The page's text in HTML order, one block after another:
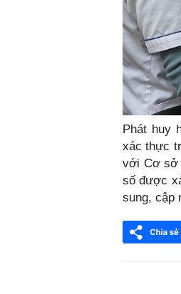
Phát huy
xác thực
với Cơ sở
số được
sung, cập